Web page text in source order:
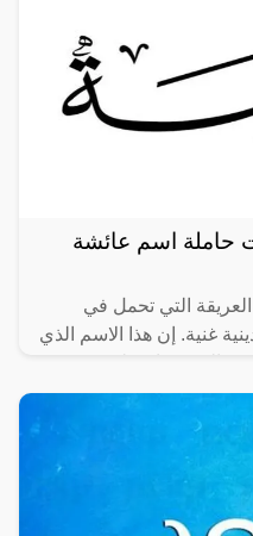
حاملة اسم عائشة
التي تحمل في
غنية. إن هذا الاسم الذي